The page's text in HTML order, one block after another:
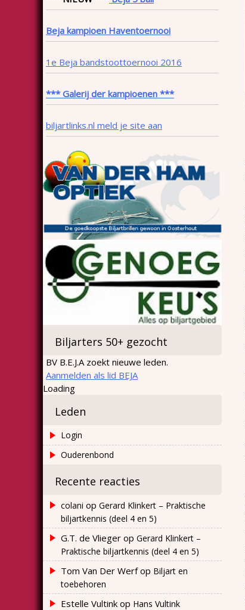
Beja kampioen Haventoernooi
1e Beja bandstoottoernooi 2016
*** Galerij der kampioenen ***
biljartlinks.nl meld je site aan
Biljarters 50+ gezocht
BV B.E.J.A zoekt nieuwe leden.
Aanmelden als lid BEJA
Loading
Leden
Login
Ouderenbond
Recente reacties
colani op Gerard Klinkert – Praktische
biljartkennis (deel 4 en 5)
G.T. de Vlieger op Gerard Klinkert –
Praktische biljartkennis (deel 4 en 5)
Tom Van Der Werfop Biljart en
toebehoren
Estelle Vultink op Hans Vultink